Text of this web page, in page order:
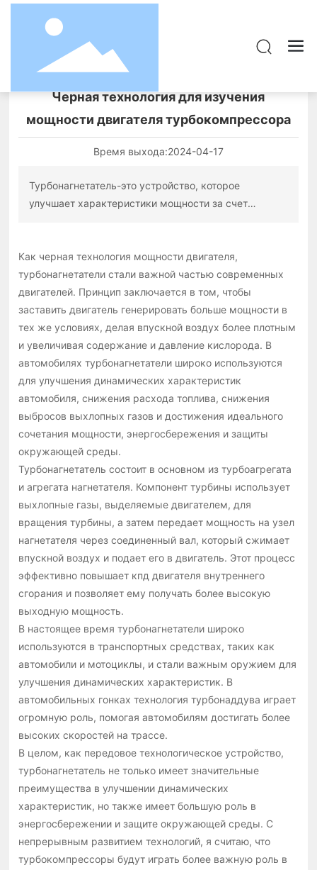
Черная технология для изучения
мощности двигателя турбокомпрессора
Время выхода:2024-04-17
Турбонагнетатель-это устройство, которое
улучшает характеристики мощности за счет
мотоциклах и других областях и обладает
преимуществами энергосбережения, защиты
окружающей среды и высокой мощности.
Как черная технология мощности двигателя,
турбонагнетатели стали важной частью современных
двигателей. Принцип заключается в том, чтобы
заставить двигатель генерировать больше мощности в
тех же условиях, делая впускной воздух более плотным
и увеличивая содержание и давление кислорода. В
автомобилях турбонагнетатели широко используются
для улучшения динамических характеристик
автомобиля, снижения расхода топлива, снижения
выбросов выхлопных газов и достижения идеального
сочетания мощности, энергосбережения и защиты
окружающей среды.
Турбонагнетатель состоит в основном из турбоагрегата
и агрегата нагнетателя. Компонент турбины использует
выхлопные газы, выделяемые двигателем, для
вращения турбины, а затем передает мощность на узел
нагнетателя через соединенный вал, который сжимает
впускной воздух и подает его в двигатель. Этот процесс
эффективно повышает кпд двигателя внутреннего
сгорания и позволяет ему получать более высокую
выходную мощность.
В настоящее время турбонагнетатели широко
используются в транспортных средствах, таких как
автомобили и мотоциклы, и стали важным оружием для
улучшения динамических характеристик. В
автомобильных гонках технология турбонаддува играет
огромную роль, помогая автомобилям достигать более
высоких скоростей на трассе.
В целом, как передовое технологическое устройство,
турбонагнетатель не только имеет значительные
преимущества в улучшении динамических
характеристик, но также имеет большую роль в
энергосбережении и защите окружающей среды. С
непрерывным развитием технологий, я считаю, что
турбокомпрессоры будут играть более важную роль в